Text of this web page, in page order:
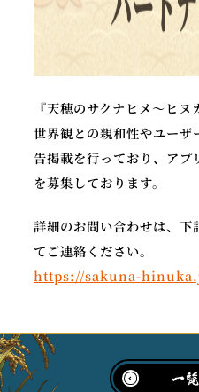
『天穂のサクナヒメ～ヒ
世界観との親和性やユー
告掲載を行っており、アプ
を募集しております。
詳細のお問い合わせは、下
てご連絡ください。
https://sakuna-